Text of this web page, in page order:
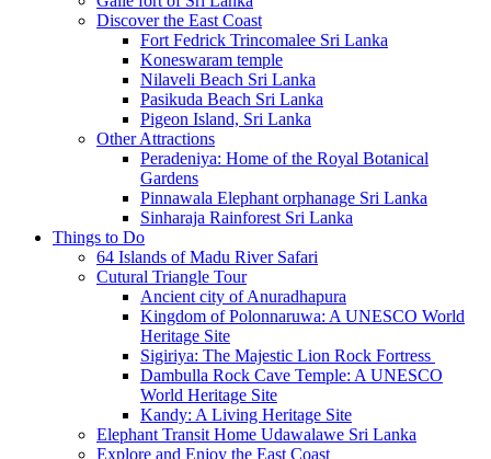
Discover the East Coast
Fort Fedrick Trincomalee Sri Lanka
Koneswaram temple
Nilaveli Beach Sri Lanka
Pasikuda Beach Sri Lanka
Pigeon Island, Sri Lanka
Other Attractions
Peradeniya: Home of the Royal Botanical
Gardens
Pinnawala Elephant orphanage Sri Lanka
Sinharaja Rainforest Sri Lanka
Things to Do
64 Islands of Madu River Safari
Cutural Triangle Tour
Ancient city of Anuradhapura
Kingdom of Polonnaruwa: A UNESCO World
Heritage Site
Sigiriya: The Majestic Lion Rock Fortress
Dambulla Rock Cave Temple: A UNESCO
World Heritage Site
Kandy: A Living Heritage Site
Elephant Transit Home Udawalawe Sri Lanka
Explore and Enjoy the East Coast